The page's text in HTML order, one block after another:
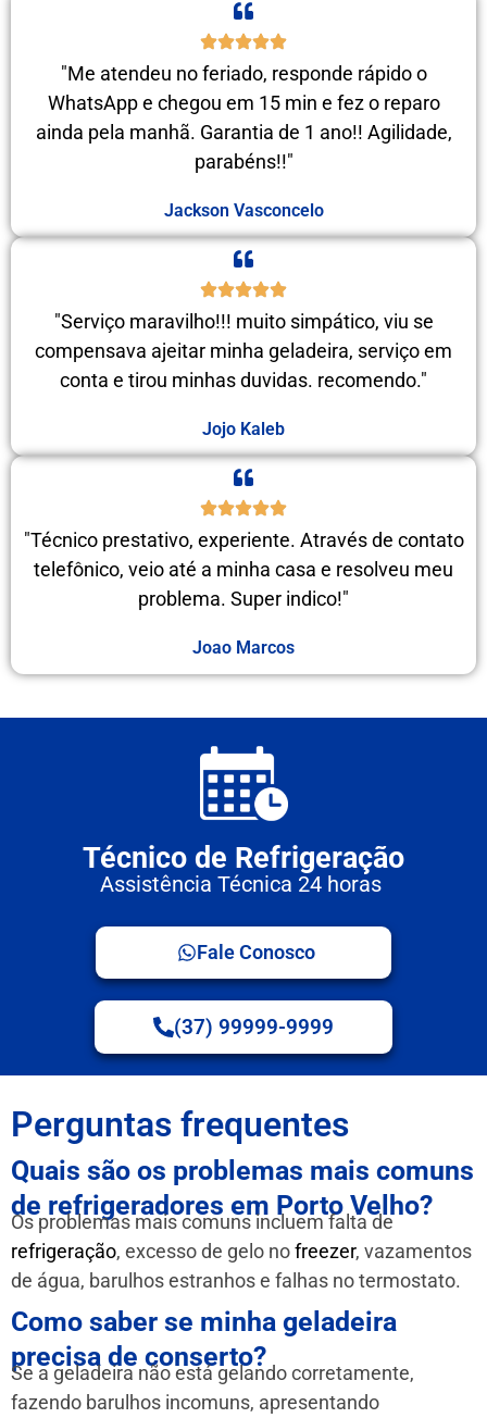
"Me atendeu no feriado, responde rápido o
WhatsApp e chegou em 15 min e fez o reparo
ainda pela manhã. Garantia de 1 ano!! Agilidade,
parabéns!!"
Jackson Vasconcelo
"Serviço maravilho!!! muito simpático, viu se
compensava ajeitar minha geladeira, serviço em
conta e tirou minhas duvidas. recomendo."
Jojo Kaleb
"Técnico prestativo, experiente. Através de contato
telefônico, veio até a minha casa e resolveu meu
problema. Super indico!"
Joao Marcos
Técnico de Refrigeração
Assistência Técnica 24 horas
Fale Conosco
(37) 99999-9999
Perguntas frequentes
Quais são os problemas mais comuns
de refrigeradores em Porto Velho?
Os problemas mais comuns incluem falta de
refrigeração, excesso de gelo nofreezer, vazamentos
de água, barulhos estranhos e falhas no termostato.
Como saber se minha geladeira
precisa de conserto?
Se a geladeira não está gelando corretamente,
fazendo barulhos incomuns, apresentando